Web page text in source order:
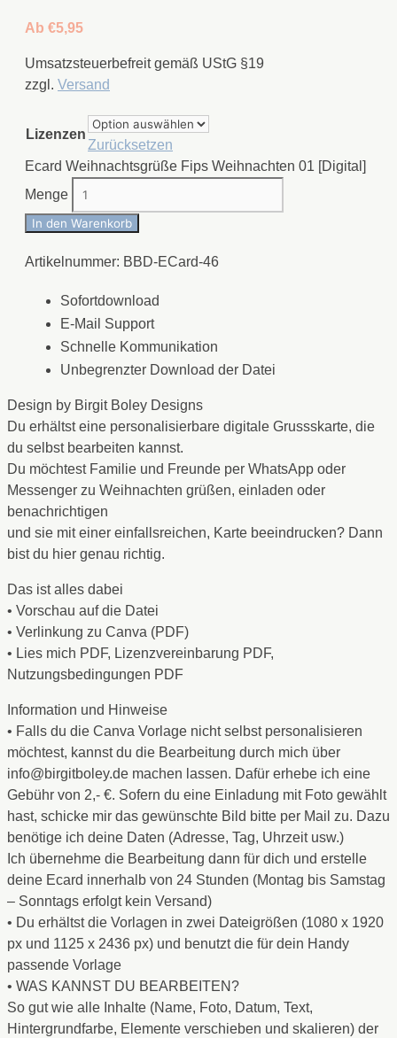
Ab €5,95
Umsatzsteuerbefreit gemäß UStG §19
zzgl. Versand
Lizenzen
Zurücksetzen
Ecard Weihnachtsgrüße Fips Weihnachten 01 [Digital]
Menge
In den Warenkorb
Artikelnummer: BBD-ECard-46
Sofortdownload
E-Mail Support
Schnelle Kommunikation
Unbegrenzter Download der Datei
Design by Birgit Boley Designs
Du erhältst eine personalisierbare digitale Grussskarte, die
du selbst bearbeiten kannst.
Du möchtest Familie und Freunde per WhatsApp oder
Messenger zu Weihnachten grüßen, einladen oder
benachrichtigen
und sie mit einer einfallsreichen, Karte beeindrucken? Dann
bist du hier genau richtig.
Das ist alles dabei
• Vorschau auf die Datei
• Verlinkung zu Canva (PDF)
• Lies mich PDF, Lizenzvereinbarung PDF,
Nutzungsbedingungen PDF
Information und Hinweise
• Falls du die Canva Vorlage nicht selbst personalisieren
möchtest, kannst du die Bearbeitung durch mich über
info@birgitboley.de machen lassen. Dafür erhebe ich eine
Gebühr von 2,- €. Sofern du eine Einladung mit Foto gewählt
hast, schicke mir das gewünschte Bild bitte per Mail zu. Dazu
benötige ich deine Daten (Adresse, Tag, Uhrzeit usw.)
Ich übernehme die Bearbeitung dann für dich und erstelle
deine Ecard innerhalb von 24 Stunden (Montag bis Samstag
– Sonntags erfolgt kein Versand)
• Du erhältst die Vorlagen in zwei Dateigrößen (1080 x 1920
px und 1125 x 2436 px) und benutzt die für dein Handy
passende Vorlage
• WAS KANNST DU BEARBEITEN?
So gut wie alle Inhalte (Name, Foto, Datum, Text,
Hintergrundfarbe, Elemente verschieben und skalieren) der